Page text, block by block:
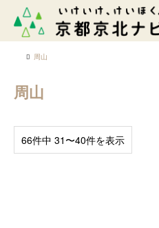
周山
周山
66件中 31〜40件を表示